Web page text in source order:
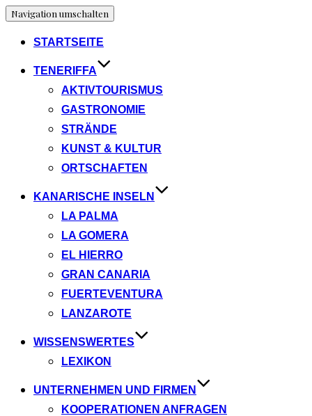
Navigation umschalten
STARTSEITE
TENERIFFA
AKTIVTOURISMUS
GASTRONOMIE
STRÄNDE
KUNST & KULTUR
ORTSCHAFTEN
KANARISCHE INSELN
LA PALMA
LA GOMERA
EL HIERRO
GRAN CANARIA
FUERTEVENTURA
LANZAROTE
WISSENSWERTES
LEXIKON
UNTERNEHMEN UND FIRMEN
KOOPERATIONEN ANFRAGEN